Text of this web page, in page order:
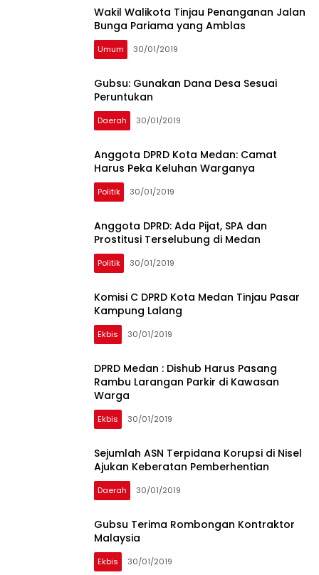
Wakil Walikota Tinjau Penanganan Jalan
Bunga Pariama yang Amblas
Umum 30/01/2019
Gubsu: Gunakan Dana Desa Sesuai
Peruntukan
Daerah 30/01/2019
Anggota DPRD Kota Medan: Camat
Harus Peka Keluhan Warganya
Politik 30/01/2019
Anggota DPRD: Ada Pijat, SPA dan
Prostitusi Terselubung di Medan
Politik 30/01/2019
Komisi C DPRD Kota Medan Tinjau Pasar
Kampung Lalang
Ekbis 30/01/2019
DPRD Medan : Dishub Harus Pasang
Rambu Larangan Parkir di Kawasan
Warga
Ekbis 30/01/2019
Sejumlah ASN Terpidana Korupsi di Nisel
Ajukan Keberatan Pemberhentian
Daerah 30/01/2019
Gubsu Terima Rombongan Kontraktor
Malaysia
Ekbis 30/01/2019